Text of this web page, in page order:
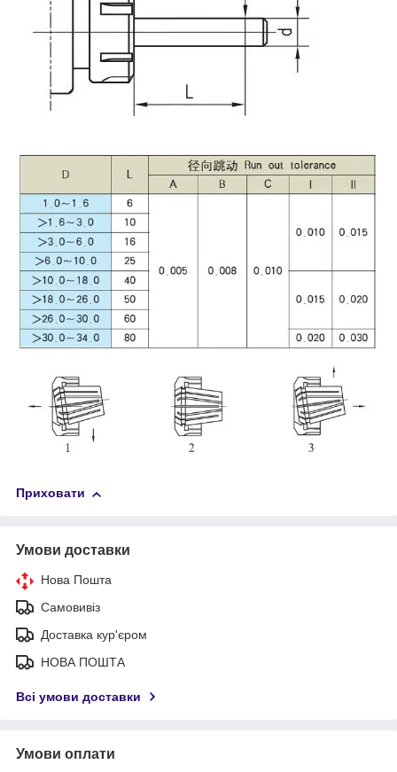
Приховати
Умови доставки
Нова Пошта
Самовивіз
Доставка кур'єром
НОВА ПОШТА
Всі умови доставки
Умови оплати